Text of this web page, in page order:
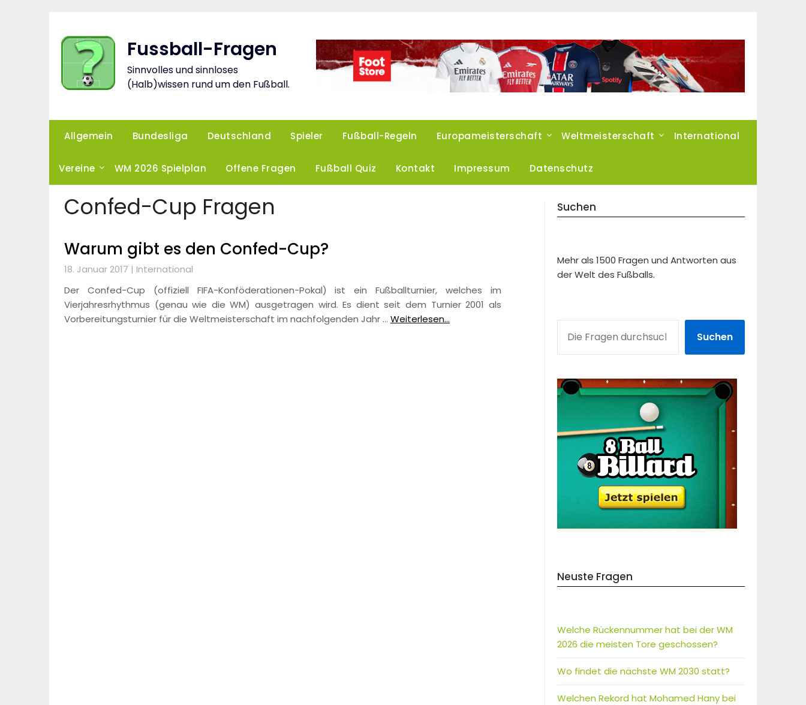
Fussball-Fragen
Sinnvolles und sinnloses
(Halb)wissen rund um den Fußball.
Allgemein Bundesliga Deutschland Spieler Fußball-Regeln Europameisterschaft Weltmeisterschaft International
Vereine WM 2026 Spielplan Offene Fragen Fußball Quiz Kontakt Impressum Datenschutz
Confed-Cup Fragen
Warum gibt es den Confed-Cup?
18. Januar 2017 | International
Der Confed-Cup (offiziell FIFA-Konföderationen-Pokal) ist ein Fußballturnier, welches im
Vierjahresrhythmus (genau wie die WM) ausgetragen wird. Es dient seit dem Turnier 2001 als
Vorbereitungsturnier für die Weltmeisterschaft im nachfolgenden Jahr … Weiterlesen...
Suchen
Mehr als 1500 Fragen und Antworten aus
der Welt des Fußballs.
Suchen
Neuste Fragen
Welche Rückennummer hat bei der WM
2026 die meisten Tore geschossen?
Wo findet die nächste WM 2030 statt?
Welchen Rekord hat Mohamed Hany bei